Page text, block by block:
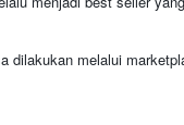
dilakukan melalui